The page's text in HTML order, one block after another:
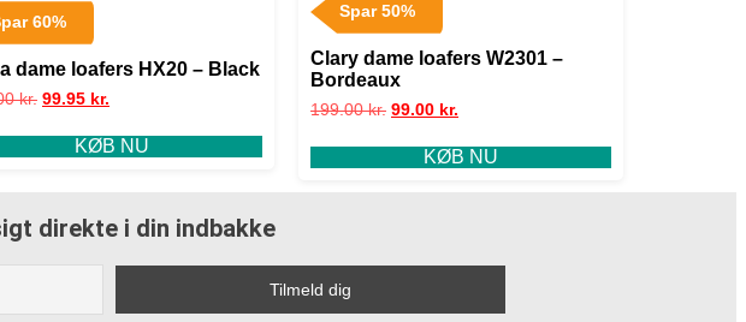
60%
dame loafers HX20 – Black
kr. 99.95 kr.
KØB NU
Spar 50%
Clary dame loafers W2301 –
Bordeaux
199.00kr. 99.00 kr.
KØB NU
direkte i din indbakke